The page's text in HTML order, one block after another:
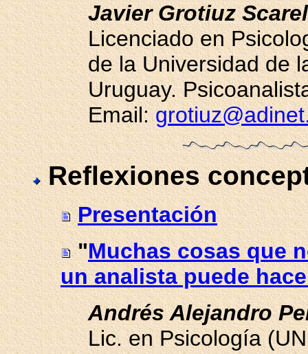
Javier Grotiuz
Licenciado en
de la Universidad de
Uruguay.
Email:
Reflexiones
Presentación
"Muchas cosas que
un analista puede
Andrés Alejandro
Lic. en Psicología